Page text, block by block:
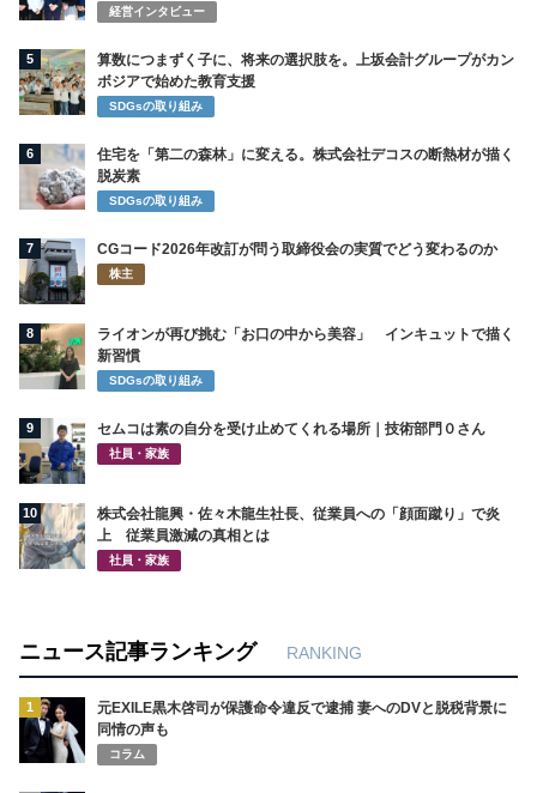
経営インタビュー
5
算数につまずく子に、将来の選択肢を。上坂会計グループがカン
ボジアで始めた教育支援
SDGsの取り組み
6
住宅を「第二の森林」に変える。株式会社デコスの断熱材が描く
脱炭素
SDGsの取り組み
7 CGコード2026年改訂が問う取締役会の実質でどう変わるのか
株主
8
ライオンが再び挑む「お口の中から美容」 インキュットで描く
新習慣
SDGsの取り組み
9 セムコは素の自分を受け止めてくれる場所｜技術部門０さん
社員・家族
10
株式会社龍興・佐々木龍生社長、従業員への「顔面蹴り」で炎
上 従業員激減の真相とは
社員・家族
ニュース記事ランキング RANKING
1
元EXILE黒木啓司が保護命令違反で逮捕 妻へのDVと脱税背景に
同情の声も
コラム